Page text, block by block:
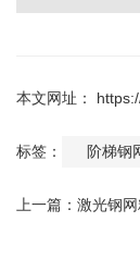
本文网址：
标签： 阶梯钢
上一篇： 激光钢